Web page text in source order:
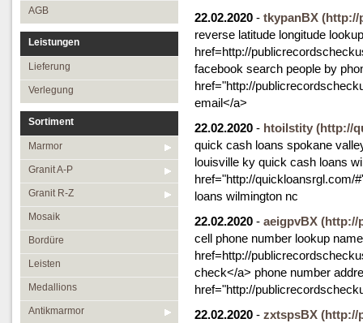
Antikmarmor
AGB
Leistungen
Lieferung
Verlegung
Sortiment
Marmor
Granit A-P
Granit R-Z
Mosaik
Bordüre
Leisten
Medallions
Antikmarmor
22.02.2020 - tkypanBX (http://
reverse latitude longitude
href=http://
facebook search people by
href="http://
email</a>
22.02.2020 - htoilstity (http://
quick cash loans spokane
louisville ky quick cash loans
href="http://quickloansrgl.com/
loans wilmington nc
22.02.2020 - aeigpvBX (http://
cell phone number lookup
href=http://
check</a> phone number
href="http://
22.02.2020 - zxtspsBX (http://